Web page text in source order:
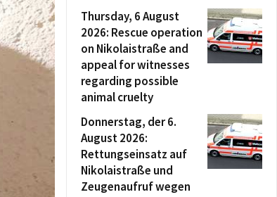
Thursday, 6 August
2026: Rescue operation
on Nikolaistraße and
appeal for witnesses
regarding possible
animal cruelty
Donnerstag, der 6.
August 2026:
Rettungseinsatz auf
Nikolaistraße und
Zeugenaufruf wegen